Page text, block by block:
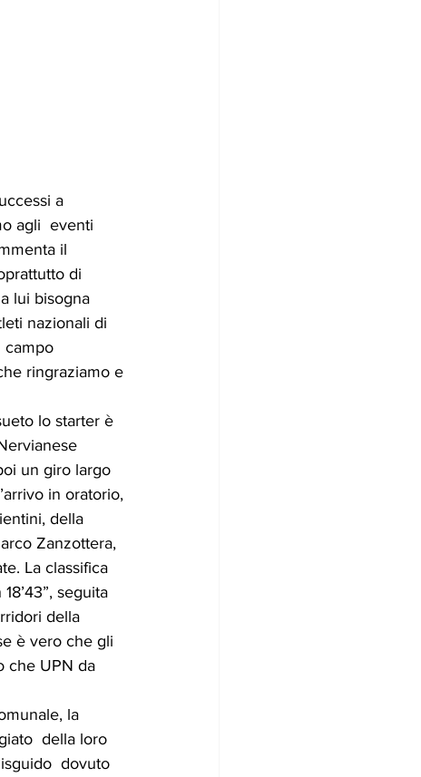
a
agli  eventi
il
di
lui bisogna
nazionali di
campo
ringraziamo e
un giro largo
in oratorio,
della
Zanzottera,
La classifica
seguita
della
è vero che gli
che UPN da
la
della loro
dovuto